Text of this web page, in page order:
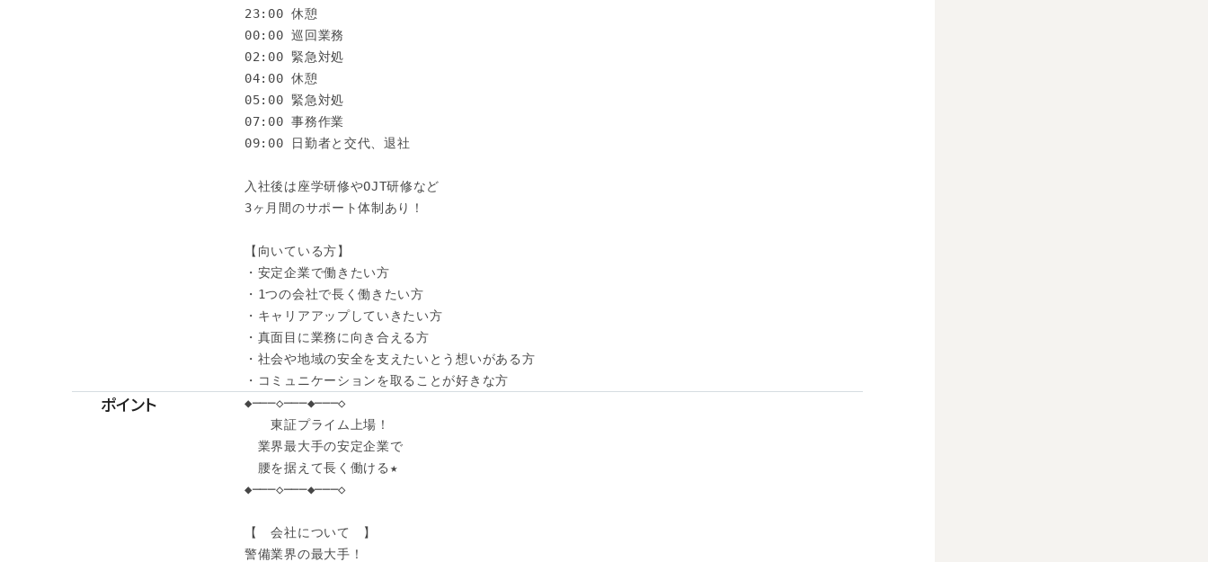
23:00 休憩
00:00 巡回業務
02:00 緊急対処
04:00 休憩
05:00 緊急対処
07:00 事務作業
09:00 日勤者と交代、退社
入社後は座学研修やOJT研修など
3ヶ月間のサポート体制あり！
【向いている方】
・安定企業で働きたい方
・1つの会社で長く働きたい方
・キャリアアップしていきたい方
・真面目に業務に向き合える方
・社会や地域の安全を支えたいとう想いがある方
・コミュニケーションを取ることが好きな方
ポイント
◆───◇───◆───◇
東証プライム上場！
業界最大手の安定企業で
腰を据えて長く働ける★
◆───◇───◆───◇
【　会社について　】
警備業界の最大手！